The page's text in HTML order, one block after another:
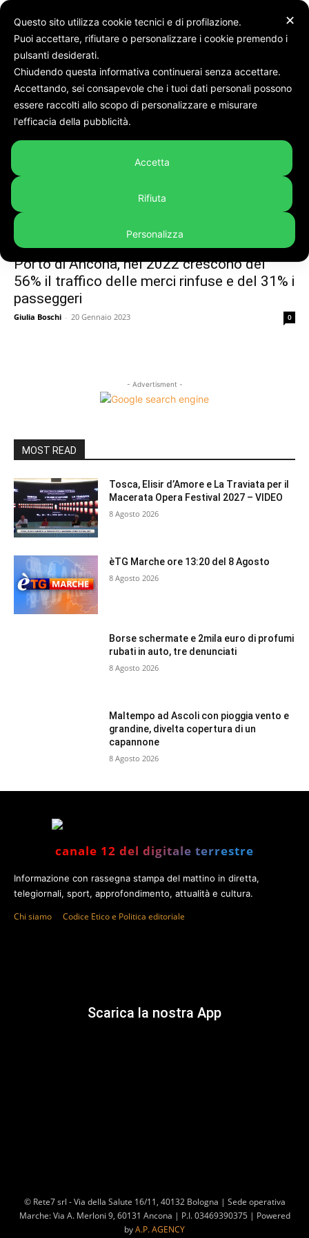
Tags Porto ortona
Tag:porto ortona
Porto di Ancona, nel 2022 crescono del
56% il traffico delle merci rinfuse e del 31% i
passeggeri
Giulia Boschi - 20 Gennaio 2023 0
- Advertisment -
MOST READ
Tosca, Elisir d’Amore e La Traviata per il
Macerata Opera Festival 2027 – VIDEO
8 Agosto 2026
èTG Marche ore 13:20 del 8 Agosto
8 Agosto 2026
Borse schermate e 2mila euro di profumi
rubati in auto, tre denunciati
8 Agosto 2026
Maltempo ad Ascoli con pioggia vento e
grandine, divelta copertura di un
capannone
8 Agosto 2026
canale 12 del digitale terrestre
Informazione con rassegna stampa del mattino in diretta,
telegiornali, sport, approfondimento, attualità e cultura.
Chi siamo Codice Etico e Politica editoriale
Scarica la nostra App
© Rete7 srl - Via della Salute 16/11, 40132 Bologna | Sede operativa
Marche: Via A. Merloni 9, 60131 Ancona | P.I. 03469390375 | Powered
byA.P. AGENCY
✕
Questo sito utilizza cookie tecnici e di profilazione.
Puoi accettare, rifiutare o personalizzare i cookie premendo i
pulsanti desiderati.
Chiudendo questa informativa continuerai senza accettare.
Accettando, sei consapevole che i tuoi dati personali possono
essere raccolti allo scopo di personalizzare e misurare
l'efficacia della pubblicità.
Accetta
Rifiuta
Personalizza